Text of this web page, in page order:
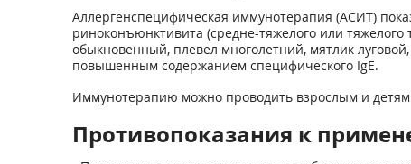
Аллергенспецифическая иммунотерапия (АСИТ)
риноконъюнктивита (средне-тяжелого или
обыкновенный, плевел многолетний, мятлик
повышенным содержанием специфического IgE.
Иммунотерапию можно проводить взрослым и детям
Противопоказания к